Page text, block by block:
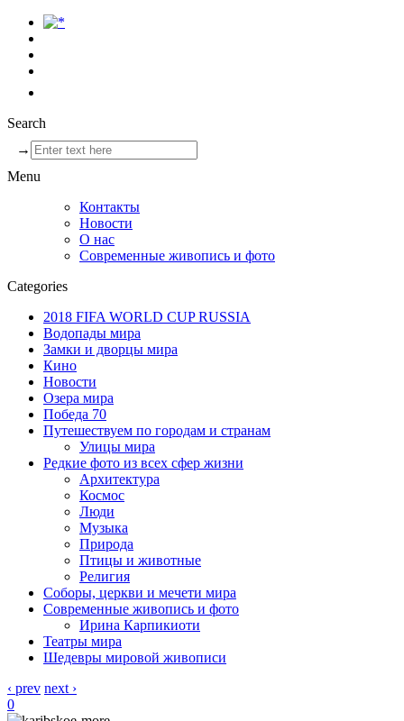
Search
→
Menu
Контакты
Новости
О нас
Современные живопись и фото
Categories
2018 FIFA WORLD CUP RUSSIA
Водопады мира
Замки и дворцы мира
Кино
Новости
Озера мира
Победа 70
Путешествуем по городам и странам
Улицы мира
Редкие фото из всех сфер жизни
Архитектура
Космос
Люди
Музыка
Природа
Птицы и животные
Религия
Соборы, церкви и мечети мира
Современные живопись и фото
Ирина Карпикиоти
Театры мира
Шедевры мировой живописи
‹ prev next ›
0